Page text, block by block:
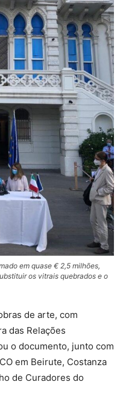
em quase € 2,5 milhões,
os vitrais quebrados e o
de arte, com
das Relações
o documento, junto com
em Beirute, Costanza
de Curadores do